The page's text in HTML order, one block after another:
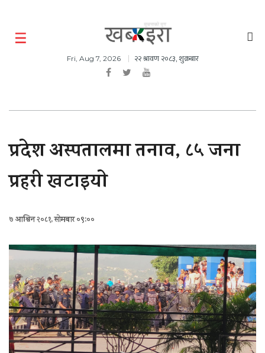
Fri, Aug 7, 2026 २२ श्रावण २०८३, शुक्रबार
प्रदेश अस्पतालमा तनाव, ८५ जना
प्रहरी खटाइयाे
७ आश्विन २०८१, सोमबार ०९:००